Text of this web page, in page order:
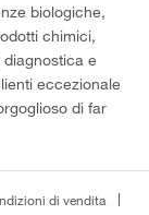
biologiche,
chimici,
e
eccezionale
di far
di vendita